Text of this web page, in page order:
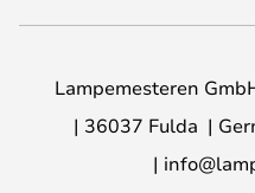
Lampemesteren
36037 Fulda